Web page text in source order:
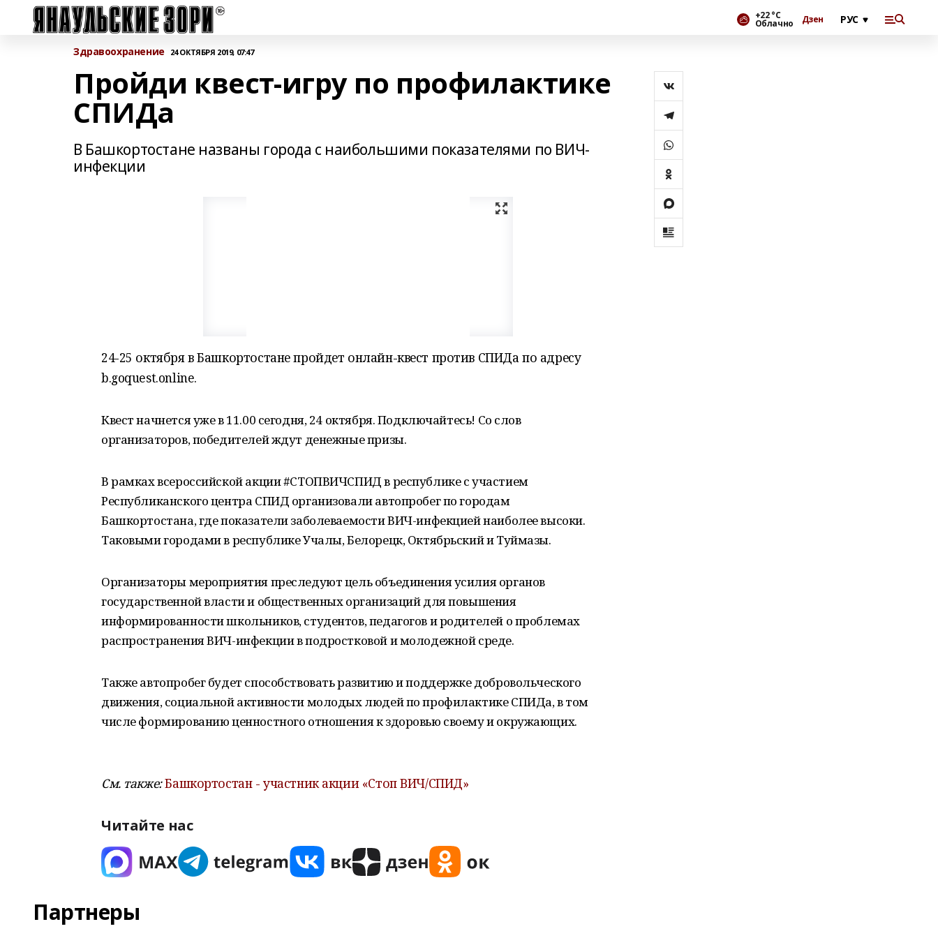
+22 °С
Облачно Дзен
Здравоохранение 24 ОКТЯБРЯ 2019, 07:47
Пройди квест-игру по профилактике
СПИДа
В Башкортостане названы города с наибольшими показателями по ВИЧ-
инфекции
24-25 октября в Башкортостане пройдет онлайн-квест против СПИДа по адресу
b.goquest.online.
Квест начнется уже в 11.00 сегодня, 24 октября. Подключайтесь! Со слов
организаторов, победителей ждут денежные призы.
В рамках всероссийской акции #СТОПВИЧСПИД в республике с участием
Республиканского центра СПИД организовали автопробег по городам
Башкортостана, где показатели заболеваемости ВИЧ-инфекцией наиболее высоки.
Таковыми городами в республике Учалы, Белорецк, Октябрьский и Туймазы.
Организаторы мероприятия преследуют цель объединения усилия органов
государственной власти и общественных организаций для повышения
информированности школьников, студентов, педагогов и родителей о проблемах
распространения ВИЧ-инфекции в подростковой и молодежной среде.
Также автопробег будет способствовать развитию и поддержке добровольческого
движения, социальной активности молодых людей по профилактике СПИДа, в том
числе формированию ценностного отношения к здоровью своему и окружающих.
См. также:Башкортостан - участник акции «Стоп ВИЧ/СПИД»
Читайте нас
Партнеры